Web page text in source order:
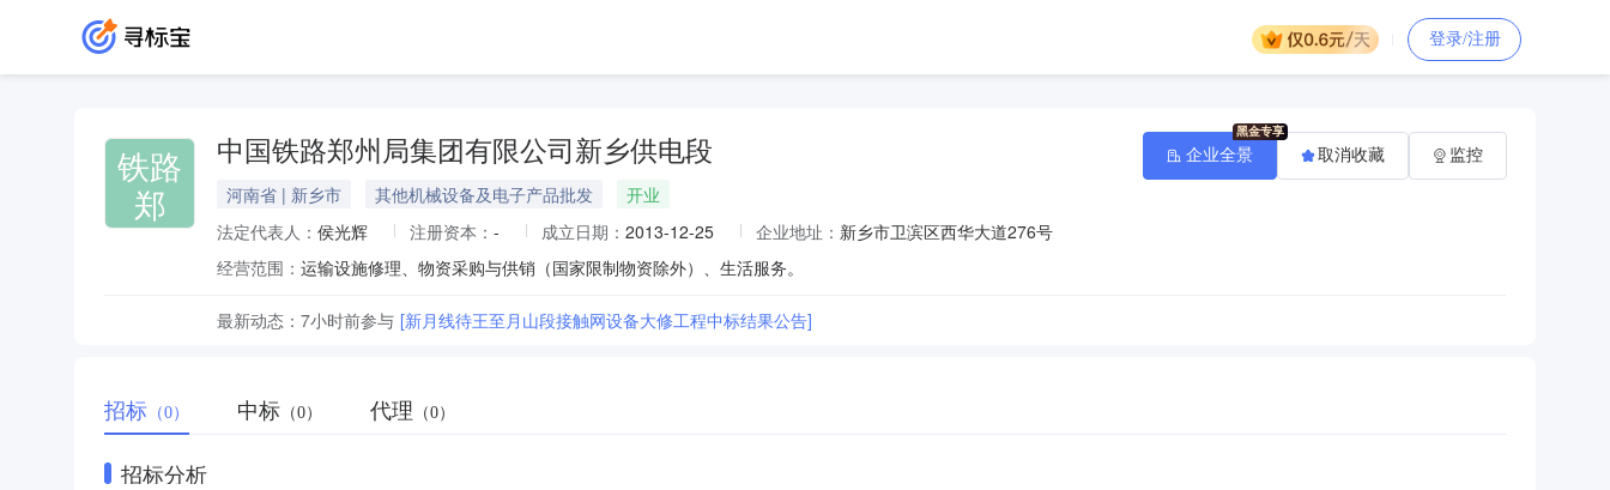
登录/注册
铁路
郑
中国铁路郑州局集团有限公司新乡供电段
河南省 | 新乡市 其他机械设备及电子产品批发
开业
法定代表人： 侯光辉 注册资本： - 成立日期： 2013-12-25 企业地址： 新乡市卫滨区西华大道276号
经营范围： 运输设施修理、物资采购与供销（国家限制物资除外）、生活服务。
最新动态： 7小时前参与 [新月线待王至月山段接触网设备大修工程中标结果公告]
企业全景 取消收藏 监控
招标 （0） 中标 （0） 代理 （0）
招标分析